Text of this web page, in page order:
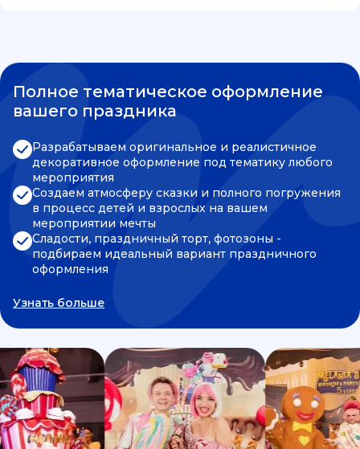
Полное тематическое оформление
вашего праздника
Разрабатываем оригинальное и реалистичное
декоративное оформление под тематику любого
мероприятия
Создаем атмосферу сказки и полного погружения
в процесс детей и взрослых на вашем
мероприятии мечты
Сладости, праздничный торт, фотозоны -
подбираем идеальный вариант праздничного
оформления
Узнать больше